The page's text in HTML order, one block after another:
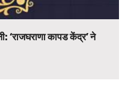
‘राजघराणा कापड केंद्र’ ने